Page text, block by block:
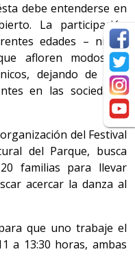
debe entenderse en
La participación
edades – niños,
afloren modos de
dejando de lado
en las sociedades
del Festival
del Parque, busca
familias para llevar
acercar la danza al
que uno trabaje el
a 13:30 horas, ambas